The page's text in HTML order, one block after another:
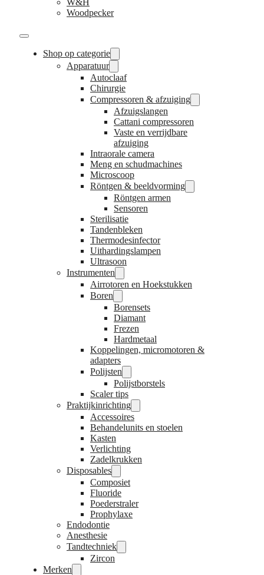
Woodpecker
Shop op categorie
Apparatuur
Autoclaaf
Chirurgie
Compressoren & afzuiging
Afzuigslangen
Cattani compressoren
Vaste en verrijdbare
afzuiging
Intraorale camera
Meng en schudmachines
Microscoop
Röntgen & beeldvorming
Röntgen armen
Sensoren
Sterilisatie
Tandenbleken
Thermodesinfector
Uithardingslampen
Ultrasoon
Instrumenten
Airrotoren en Hoekstukken
Boren
Borensets
Diamant
Frezen
Hardmetaal
Koppelingen, micromotoren &
adapters
Polijsten
Polijstborstels
Scaler tips
Praktijkinrichting
Accessoires
Behandelunits en stoelen
Kasten
Verlichting
Zadelkrukken
Disposables
Composiet
Fluoride
Poederstraler
Prophylaxe
Endodontie
Anesthesie
Tandtechniek
Zircon
Merken